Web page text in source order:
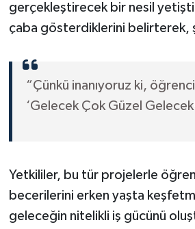
gerçekleştirecek bir nesil
çaba gösterdiklerini belirterek,
“Çünkü inanıyoruz ki,
‘Gelecek Çok Güzel
Yetkililer, bu tür projelerle
becerilerini erken yaşta
geleceğin nitelikli iş gücünü